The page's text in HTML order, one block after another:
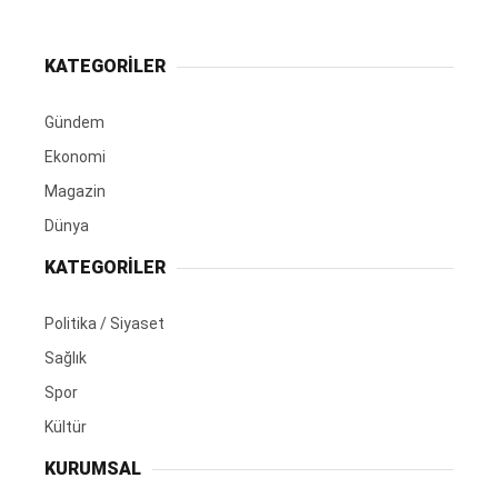
KATEGORİLER
Gündem
Ekonomi
Magazin
Dünya
KATEGORİLER
Politika / Siyaset
Sağlık
Spor
Kültür
KURUMSAL